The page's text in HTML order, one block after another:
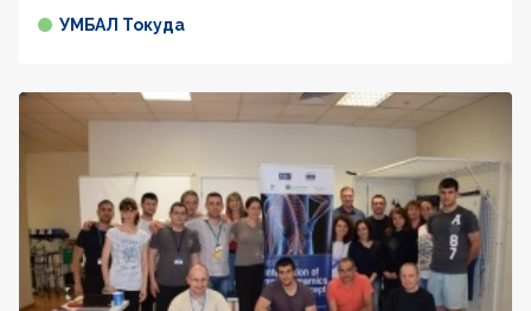
УМБАЛ Токуда